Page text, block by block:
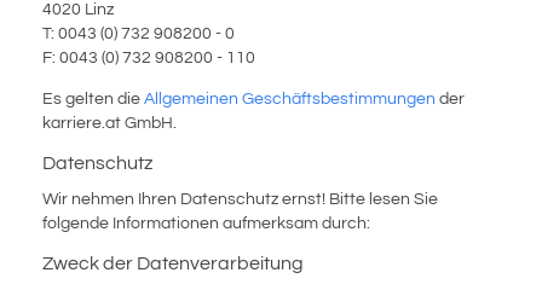
4020 Linz
T: 0043 (0) 732 908200 - 0
F: 0043 (0) 732 908200 - 110
Es gelten die Allgemeinen Geschäftsbestimmungen der
karriere.at GmbH.
Datenschutz
Wir nehmen Ihren Datenschutz ernst! Bitte lesen Sie
folgende Informationen aufmerksam durch:
Zweck der Datenverarbeitung